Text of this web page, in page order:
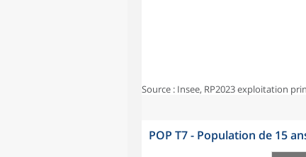
Source : Insee, RP2023 exploitation
POP T7 - Population de 15